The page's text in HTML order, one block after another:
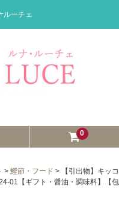
ルーチェ
0
> 鰹節・フード >
【引出物】キッコ
01【ギフト・醤油・調味料】【包